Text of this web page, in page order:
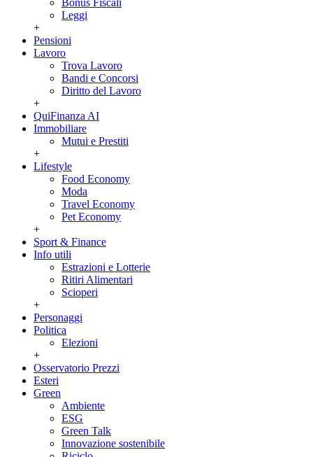
Leggi
+
Pensioni
Lavoro
Trova Lavoro
Bandi e Concorsi
Diritto del Lavoro
+
QuiFinanza AI
Immobiliare
Mutui e Prestiti
+
Lifestyle
Food Economy
Moda
Travel Economy
Pet Economy
+
Sport & Finance
Info utili
Estrazioni e Lotterie
Ritiri Alimentari
Scioperi
+
Personaggi
Politica
Elezioni
+
Osservatorio Prezzi
Esteri
Green
Ambiente
ESG
Green Talk
Innovazione sostenibile